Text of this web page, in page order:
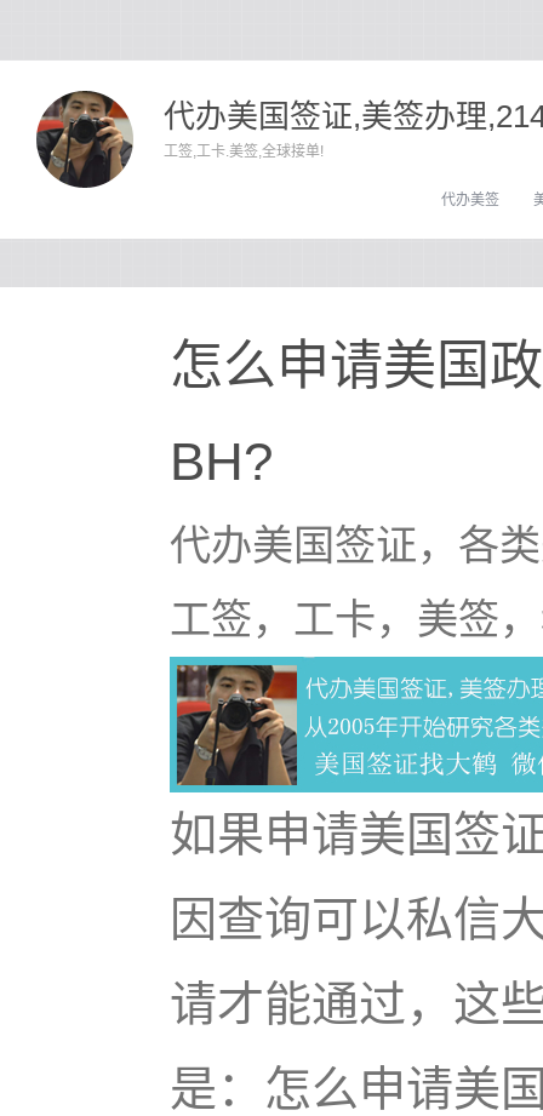
代办美国签证,美签办理
工签,工卡.美签,全球接单!
代办美签
怎么申请美国
BH?
代办美国签证，各
工签，工卡，美签
如果申请美国签
因查询可以私信
请才能通过，这
是：怎么申请美